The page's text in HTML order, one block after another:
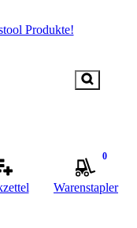
Produkte!
0
Warenstapler